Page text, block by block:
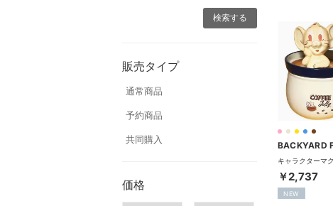
販売タイプ
通常商品
予約商品
共同購入
価格
￥2,737
NEW